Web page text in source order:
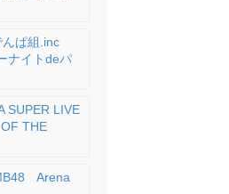
んぱ組.inc
ナイトdeパ
SUPER LIVE
THE
Arena